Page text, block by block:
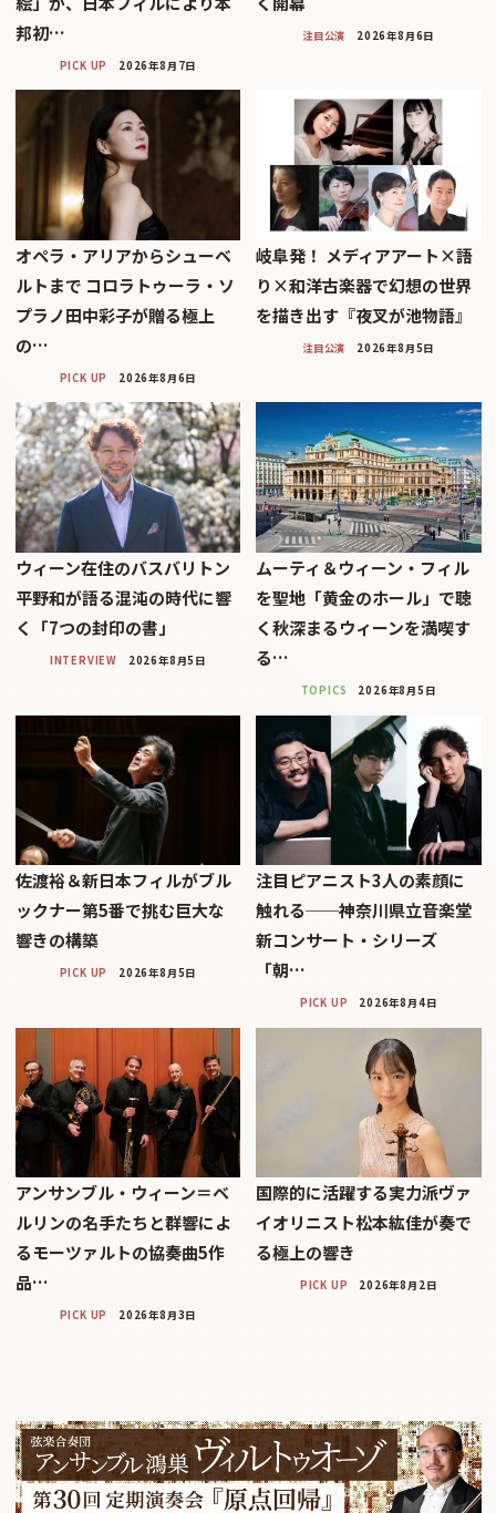
邦初…
PICK UP 2026年8月7日
注目公演 2026年8月6日
オペラ・アリアからシューベ
ルトまで コロラトゥーラ・ソ
プラノ田中彩子が贈る極上
の…
PICK UP 2026年8月6日
岐阜発！ メディアアート×語
り×和洋古楽器で幻想の世界
を描き出す『夜叉が池物語』
注目公演 2026年8月5日
ウィーン在住のバスバリトン
平野和が語る混沌の時代に響
く「7つの封印の書」
INTERVIEW 2026年8月5日
ムーティ＆ウィーン・フィル
を聖地「黄金のホール」で聴
く秋深まるウィーンを満喫す
る…
TOPICS 2026年8月5日
佐渡裕＆新日本フィルがブル
ックナー第5番で挑む巨大な
響きの構築
PICK UP 2026年8月5日
注目ピアニスト3人の素顔に
触れる──神奈川県立音楽堂
新コンサート・シリーズ
「朝…
PICK UP 2026年8月4日
アンサンブル・ウィーン＝ベ
ルリンの名手たちと群響によ
るモーツァルトの協奏曲5作
品…
PICK UP 2026年8月3日
国際的に活躍する実力派ヴァ
イオリニスト松本紘佳が奏で
る極上の響き
PICK UP 2026年8月2日